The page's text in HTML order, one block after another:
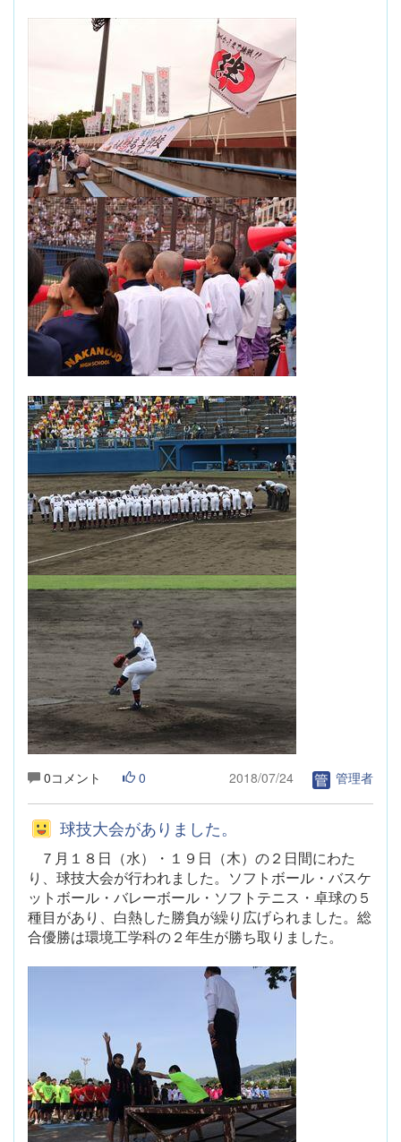
0コメント 0 2018/07/24 管理者
球技大会がありました。
７月１８日（水）・１９日（木）の２日間にわた
り、球技大会が行われました。ソフトボール・バスケ
ットボール・バレーボール・ソフトテニス・卓球の５
種目があり、白熱した勝負が繰り広げられました。総
合優勝は環境工学科の２年生が勝ち取りました。